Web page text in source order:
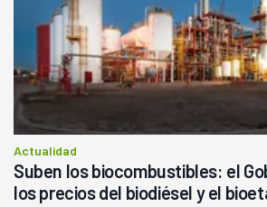
Actualidad
Suben los biocombustibles: el
los precios del biodiésel y el